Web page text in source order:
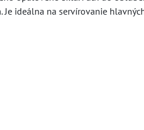
ideálna na servírovanie